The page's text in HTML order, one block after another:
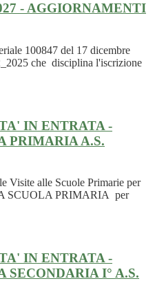
- AGGIORNAMENTI
100847 del 17 dicembre
che disciplina l'iscrizione
IN ENTRATA -
PRIMARIA A.S.
Visite alle Scuole Primarie per
SCUOLA PRIMARIA per
IN ENTRATA -
SECONDARIA I° A.S.